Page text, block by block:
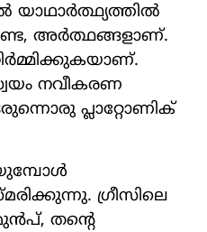
അര്‍ത്ഥങ്ങളാണ്.
നവീകരണ
പ്ലാറ്റോണിക്
ഗ്രീസിലെ
തന്റെ